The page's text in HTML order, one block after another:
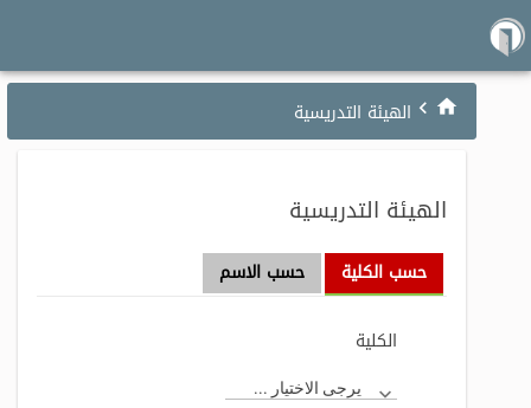
الهيئة التدريسية
الهيئة التدريسية
حسب الكلية حسب الاسم
الكلية
يرجى الاختيار ...